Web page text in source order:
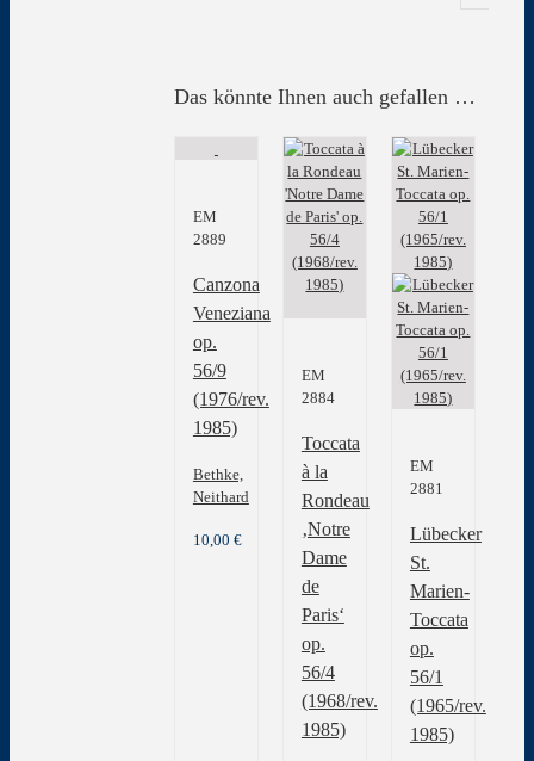
Das könnte Ihnen auch gefallen …
EM
2889
Canzona
Veneziana
op.
56/9
(1976/rev.
1985)
Bethke,
Neithard
10,00 €
EM
2884
Toccata
à la
Rondeau
‚Notre
Dame
de
Paris‘
op.
56/4
(1968/rev.
1985)
EM
2881
Lübecker
St.
Marien-
Toccata
op.
56/1
(1965/rev.
1985)